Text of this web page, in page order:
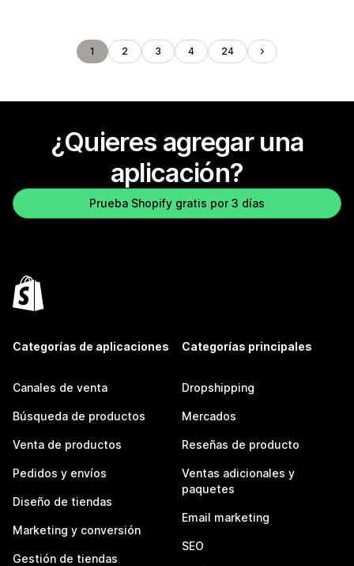
1 2 3 4 24
¿Quieres agregar una
aplicación?
Prueba Shopify gratis por 3 días
Categorías de aplicaciones
Canales de venta
Búsqueda de productos
Venta de productos
Pedidos y envíos
Diseño de tiendas
Marketing y conversión
Gestión de tiendas
Categorías principales
Dropshipping
Mercados
Reseñas de producto
Ventas adicionales y
paquetes
Email marketing
SEO